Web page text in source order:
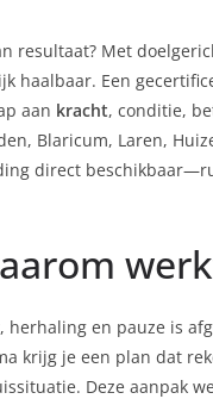
resultaat? Met
haalbaar. Een
aan kracht, conditie,
Blaricum, Laren,
direct
en pauze is
krijg je een plan dat
Deze aanpak